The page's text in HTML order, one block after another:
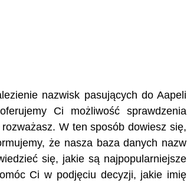
nazwisk pasujących do Aapeli
Ci możliwość sprawdzenia
W ten sposób dowiesz się,
że nasza baza danych nazw
się, jakie są najpopularniejsze
Ci w podjęciu decyzji, jakie imię